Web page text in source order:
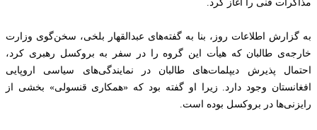
مذاکرات فنی را آغاز کرد.
به گزارش اطلاعات روز، بنا به گفته‌های عبدالقهار بلخی، سخن‌گوی وزارت
خارجه‌ی طالبان که هیأت این گروه را در سفر به بروکسل رهبری کرد،
احتمال پذیرش دیپلمات‌های طالبان در نمایندگی‌های سیاسی اروپایی
افغانستان وجود دارد. زیرا او گفته بود که «همکاری قنسولی» بخشی از
رایزنی‌ها در بروکسل بوده است.